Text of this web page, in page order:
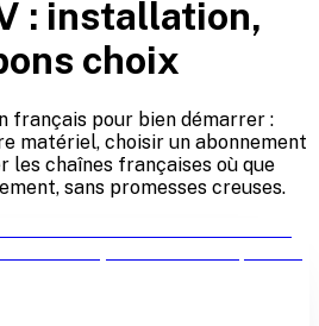
: installation,
choix
français pour bien démarrer :
matériel, choisir un abonnement
les chaînes françaises où que
sans promesses creuses.